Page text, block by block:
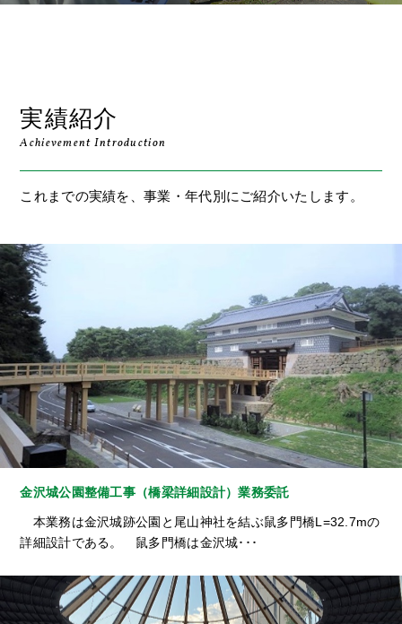
実績紹介
Achievement Introduction
これまでの実績を、事業・年代別にご紹介いたします。
金沢城公園整備工事（橋梁詳細設計）業務委託
本業務は金沢城跡公園と尾山神社を結ぶ鼠多門橋L=32.7mの
詳細設計である。 鼠多門橋は金沢城･･･